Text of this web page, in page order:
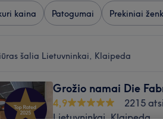
kaina Patogumai Prekiniai
šalia Lietuvninkai, Klaipeda
Grožio namai Die
4,9
2215